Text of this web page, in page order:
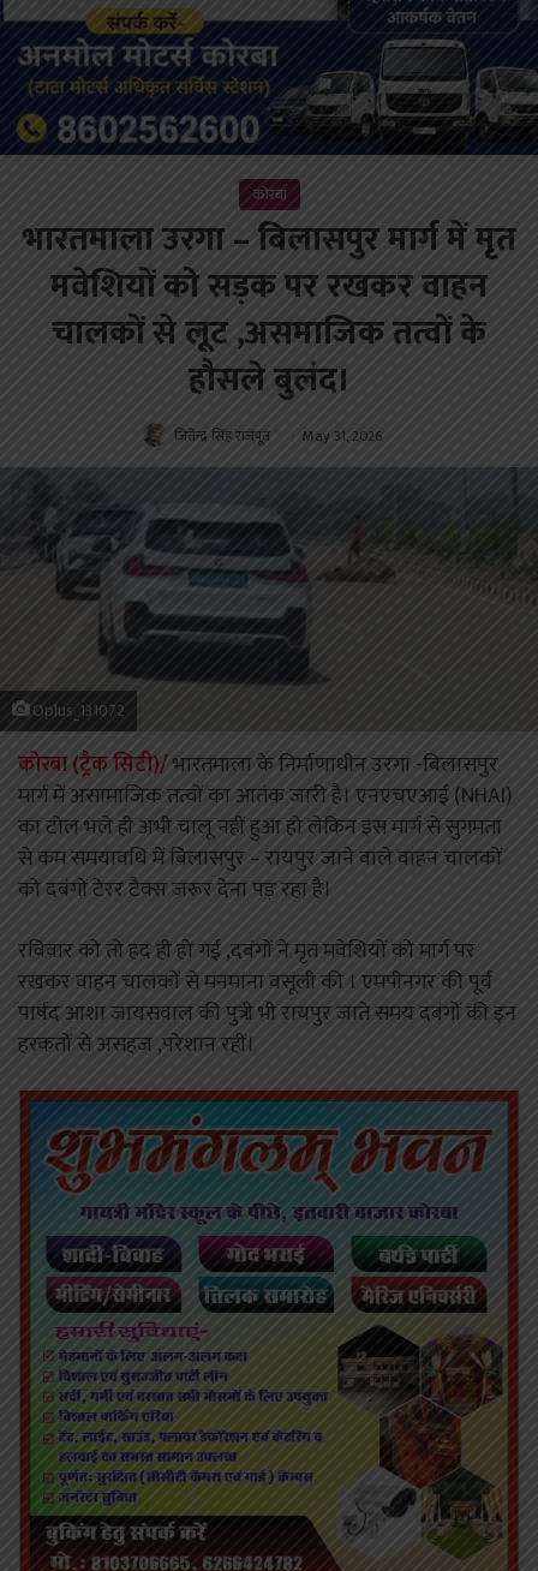
कोरबा
भारतमाला उरगा – बिलासपुर मार्ग में मृत
मवेशियों को सड़क पर रखकर वाहन
चालकों से लूट ,असमाजिक तत्वों के
हौसले बुलंद।
जितेन्द्र सिंह राजपूत May 31, 2026
Oplus_131072
कोरबा (ट्रैक सिटी)/भारतमाला के निर्माणाधीन उरगा -बिलासपुर
मार्ग में असामाजिक तत्वों का आतंक जारी है। एनएचएआई (NHAI)
का टोल भले ही अभी चालू नहीं हुआ हो लेकिन इस मार्ग से सुगमता
से कम समयावधि में बिलासपुर – रायपुर जाने वाले वाहन चालकों
को दबंगों टेरर टैक्स जरूर देना पड़ रहा है।
रविवार को तो हद ही हो गई ,दबंगों ने मृत मवेशियों को मार्ग पर
रखकर वाहन चालकों से मनमाना वसूली की । एमपीनगर की पूर्व
पार्षद आशा जायसवाल की पुत्री भी रायपुर जाते समय दबंगों की इन
हरकतों से असहज ,परेशान रहीं।